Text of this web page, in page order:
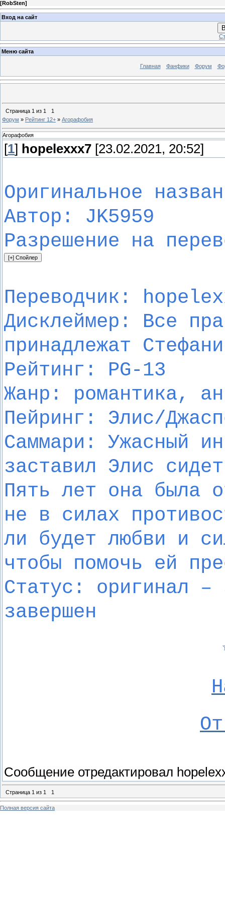
[RobSten]
Вход на сайт
Меню сайта
Главная Фанфики Форум
Страница 1 из 1
1
Форум » Рейтинг 12+ » Агорафобия
Агорафобия
[1] hopelexxx7 [23.02.2021, 20:52]
Оригинальное
Автор: JK5959
Разрешение на
Переводчик:
Дисклеймер: Все
принадлежат
Рейтинг: PG-13
Жанр: романтика,
Пейринг: Элис/
Саммари: Ужасный
заставил Элис
Пять лет она была
не в силах
ли будет любви и
чтобы помочь ей
Статус: оригинал
завершен
Сообщение отредактировал
Страница 1 из 1 1
Полная версия сайта